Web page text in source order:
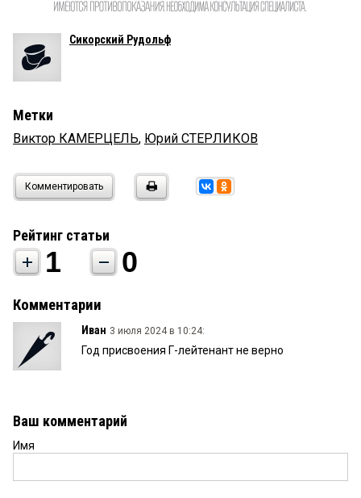
Сикорский Рудольф
Метки
Виктор КАМЕРЦЕЛЬ, Юрий СТЕРЛИКОВ
Комментировать
Рейтинг статьи
1 0
Комментарии
Иван 3 июля 2024 в 10:24:
Год присвоения Г-лейтенант не верно
Ваш комментарий
Имя